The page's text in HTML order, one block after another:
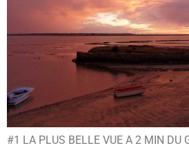
#1 LA PLUS BELLE VUE A 2 MIN DU